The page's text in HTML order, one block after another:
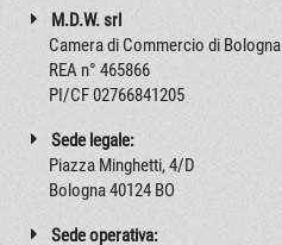
M.D.W. srl
Camera di Commercio di Bologna
REA n° 465866
PI/CF 02766841205
Sede legale:
Piazza Minghetti, 4/D
Bologna 40124 BO
Sede operativa: